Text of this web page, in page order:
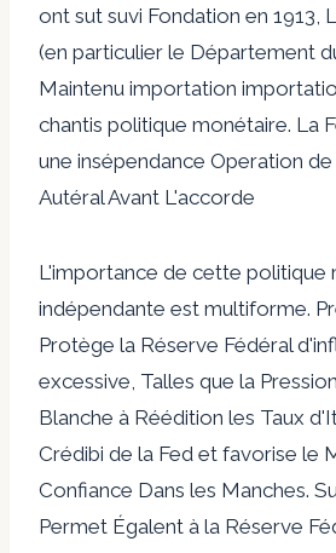
ont sut suvi Fondation en 1913,
(en particulier le Département
Maintenu importation
chantis politique monétaire. La
une insépendance Operation
Autéral Avant L'accorde
L'importance de cette politique
indépendante est multiforme.
Protège la Réserve Fédéral
excessive, Talles que la
Blanche à Réédition les Taux
Crédibi de la Fed et favorise le
Confiance Dans les Manches.
Permet Égalent à la Réserve